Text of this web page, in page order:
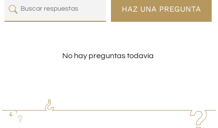
HAZ UNA PREGUNTA
No hay preguntas todavía